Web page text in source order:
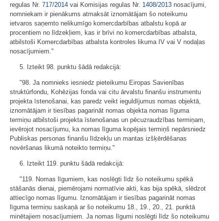
regulas Nr. 717/2014 vai Komisijas regulas Nr. 1408/2013 nosacījumi,
nomniekam ir pienākums atmaksāt iznomātājam šo noteikumu
ietvaros saņemto nelikumīgo komercdarbības atbalstu kopā ar
procentiem no līdzekļiem, kas ir brīvi no komercdarbības atbalsta,
atbilstoši Komercdarbības atbalsta kontroles likuma IV vai V nodaļas
nosacījumiem."
5. Izteikt 98. punktu šādā redakcijā:
"98. Ja nomnieks iesniedz pieteikumu Eiropas Savienības
struktūrfondu, Kohēzijas fonda vai citu ārvalstu finanšu instrumentu
projekta īstenošanai, kas paredz veikt ieguldījumus nomas objektā,
iznomātājam ir tiesības pagarināt nomas objekta nomas līguma
termiņu atbilstoši projekta īstenošanas un pēcuzraudzības termiņam,
ievērojot nosacījumu, ka nomas līguma kopējais termiņš nepārsniedz
Publiskas personas finanšu līdzekļu un mantas izšķērdēšanas
novēršanas likumā noteikto termiņu."
6. Izteikt 119. punktu šādā redakcijā:
"119. Nomas līgumiem, kas noslēgti līdz šo noteikumu spēkā
stāšanās dienai, piemērojami normatīvie akti, kas bija spēkā, slēdzot
attiecīgo nomas līgumu. Iznomātājam ir tiesības pagarināt nomas
līguma termiņu saskaņā ar šo noteikumu 18., 19., 20., 21. punktā
minētajiem nosacījumiem. Ja nomas līgumi noslēgti līdz šo noteikumu